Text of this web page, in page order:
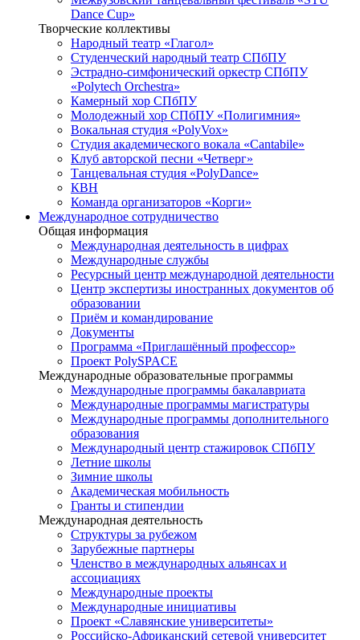
Dance Cup»
Творческие коллективы
Народный театр «Глагол»
Студенческий народный театр СПбПУ
Эстрадно-симфонический оркестр СПбПУ
«Polytech Orchestra»
Камерный хор СПбПУ
Молодежный хор СПбПУ «Полигимния»
Вокальная студия «PolyVox»
Студия академического вокала «Cantabile»
Клуб авторской песни «Четверг»
Танцевальная студия «PolyDance»
КВН
Команда организаторов «Корги»
Международное сотрудничество
Общая информация
Международная деятельность в цифрах
Международные службы
Ресурсный центр международной деятельности
Центр экспертизы иностранных документов об
образовании
Приём и командирование
Документы
Программа «Приглашённый профессор»
Проект PolySPACE
Международные образовательные программы
Международные программы бакалавриата
Международные программы магистратуры
Международные программы дополнительного
образования
Международный центр стажировок СПбПУ
Летние школы
Зимние школы
Академическая мобильность
Гранты и стипендии
Международная деятельность
Структуры за рубежом
Зарубежные партнеры
Членство в международных альянсах и
ассоциациях
Международные проекты
Международные инициативы
Проект «Славянские университеты»
Российско-Африканский сетевой университет